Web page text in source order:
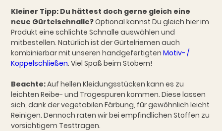
Kleiner Tipp: Du hättest doch gerne gleich eine
neue Gürtelschnalle?Optional kannst Du gleich hier im
Produkt eine schlichte Schnalle auswählen und
mitbestellen. Natürlich ist der Gürtelriemen auch
kombinierbar mit unseren handgefertigtenMotiv- /
Koppelschließen. Viel Spaß beim Stöbern!
Beachte:Auf hellen Kleidungsstücken kann es zu
leichten Reibe- und Tragespuren kommen. Diese lassen
sich, dank der vegetabilen Färbung, für gewöhnlich leicht
Reinigen. Dennoch raten wir bei empfindlichen Stoffen zu
vorsichtigem Testtragen.